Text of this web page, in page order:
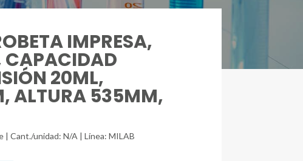
IMPRESA,
CAPACIDAD
20ML,
ALTURA 535MM,
| Cant./unidad: N/A | Línea: MILAB